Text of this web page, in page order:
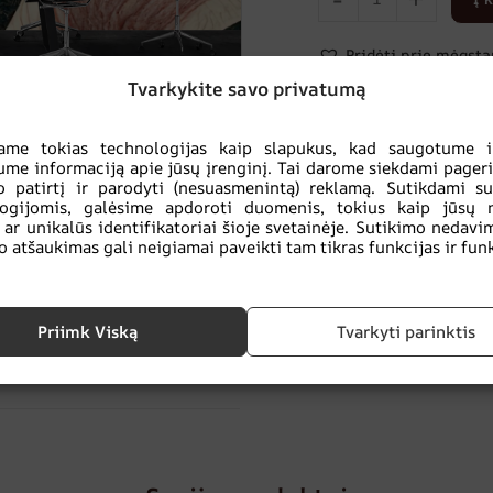
Tvarkykite savo privatumą
tokias technologijas kaip slapukus, kad saugotume
informaciją apie jūsų įrenginį. Tai darome siekdami
patirtį ir parodyti (nesuasmenintą) reklamą. Sutikdami
galėsime apdoroti duomenis, tokius kaip jūsų
ar unikalūs identifikatoriai šioje svetainėje. Sutikimo
atšaukimas gali neigiamai paveikti tam tikras funkcijas ir
Priimk Viską Tvarkyti parinktis
, Modernus
,Stilius
Pridėti prie
UŽSISAKYKITE
TEIRAUKITĖS DĖL
saugiai:
ekologiškas
produktas